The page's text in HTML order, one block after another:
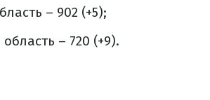
– 902 (+5);
область – 720 (+9).